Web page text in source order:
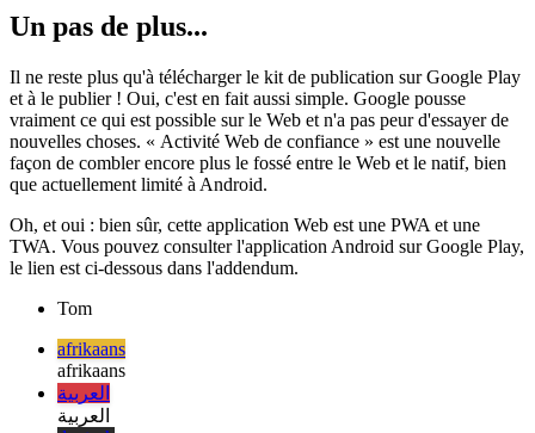
Désormais, Google peut le lire et en vérifier la propriété.
Un pas de plus...
Il ne reste plus qu'à télécharger le kit de publication sur Google Play
et à le publier ! Oui, c'est en fait aussi simple. Google pousse
vraiment ce qui est possible sur le Web et n'a pas peur d'essayer de
nouvelles choses. « Activité Web de confiance » est une nouvelle
façon de combler encore plus le fossé entre le Web et le natif, bien
que actuellement limité à Android.
Oh, et oui : bien sûr, cette application Web est une PWA et une
TWA. Vous pouvez consulter l'application Android sur Google Play,
le lien est ci-dessous dans l'addendum.
Tom